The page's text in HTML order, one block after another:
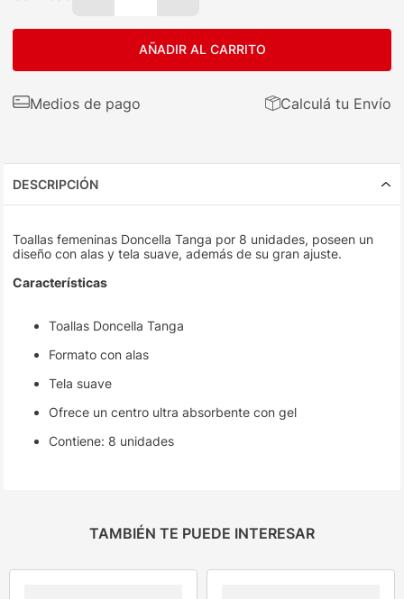
AÑADIR AL CARRITO
Medios de pago Calculá tu Envío
DESCRIPCIÓN
Toallas femeninas Doncella Tanga por 8 unidades, poseen un
diseño con alas y tela suave, además de su gran ajuste.
Características
Toallas Doncella Tanga
Formato con alas
Tela suave
Ofrece un centro ultra absorbente con gel
Contiene: 8 unidades
TAMBIÉN TE PUEDE INTERESAR